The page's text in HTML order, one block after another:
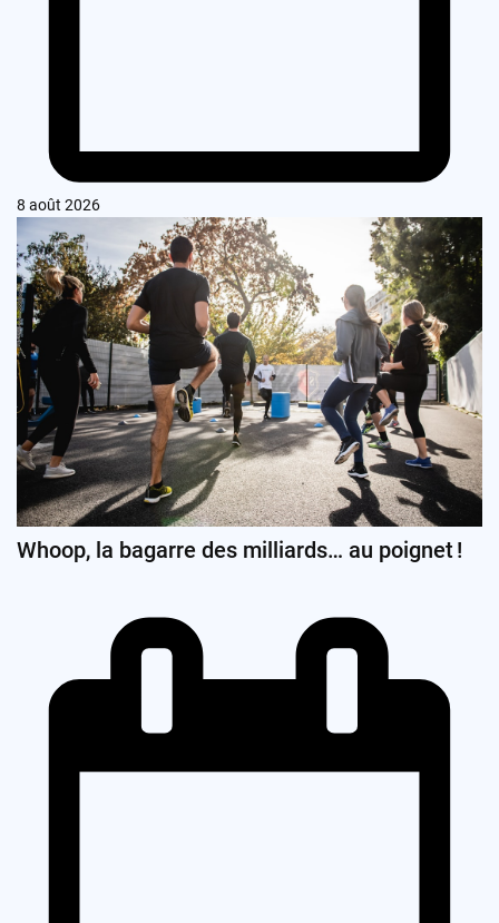
8 août 2026
Whoop, la bagarre des milliards… au poignet !